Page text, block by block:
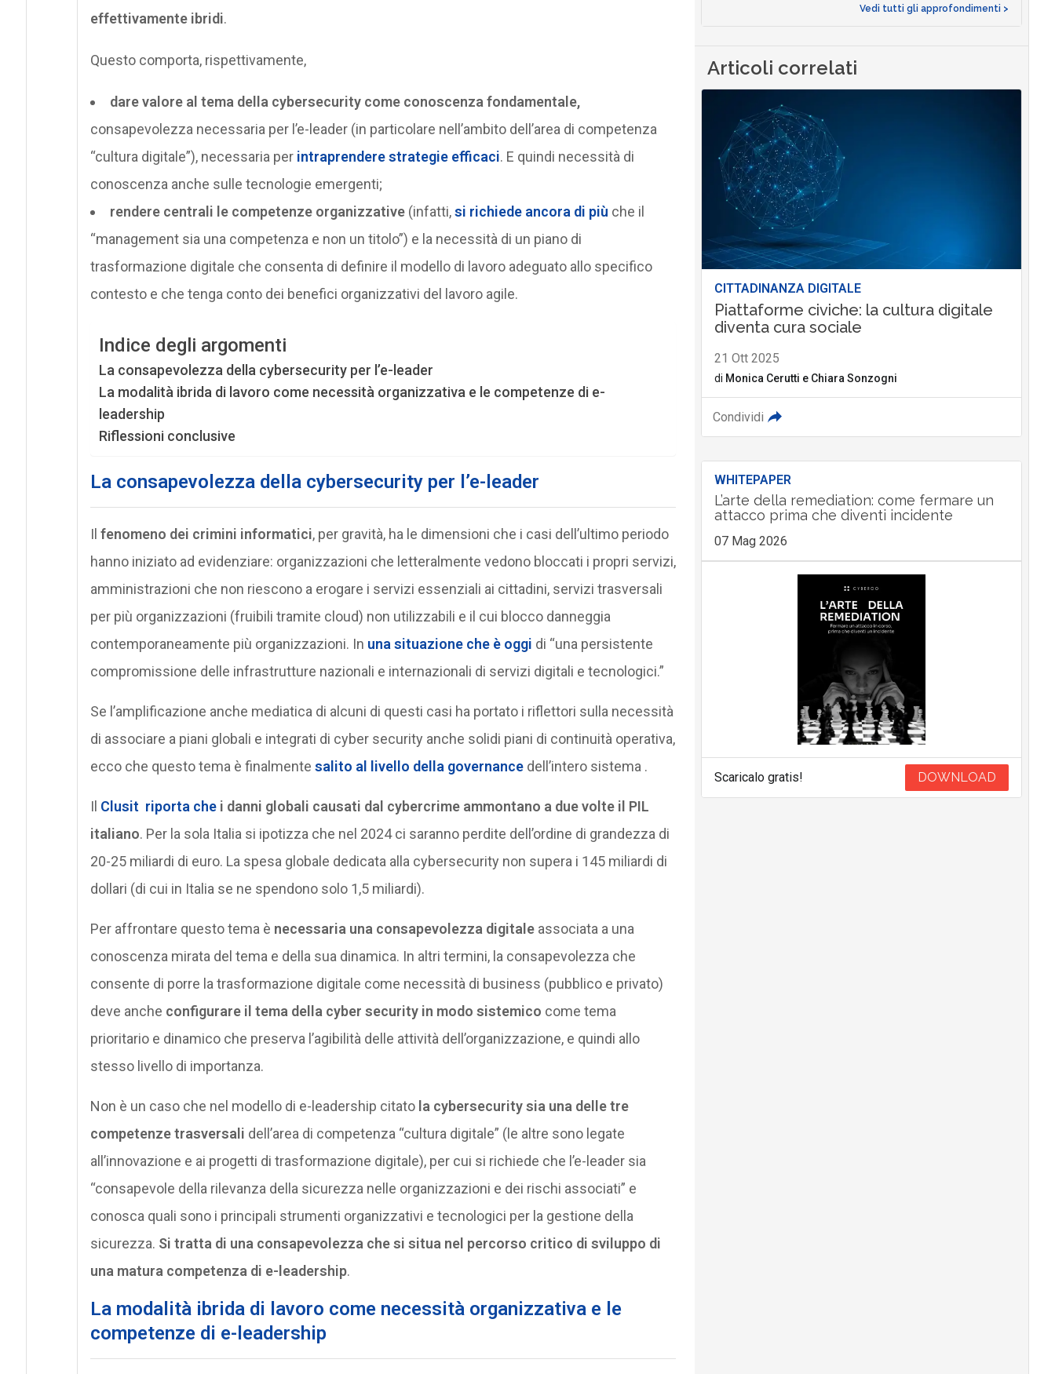
effettivamente ibridi.
Questo comporta, rispettivamente,
dare valore al tema della cybersecurity come conoscenza fondamentale,
consapevolezza necessaria per l’e-leader (in particolare nell’ambito dell’area di competenza
“cultura digitale”), necessaria per intraprendere strategie efficaci. E quindi necessità di
conoscenza anche sulle tecnologie emergenti;
rendere centrali le competenze organizzative(infatti,si richiede ancora di più che il
“management sia una competenza e non un titolo”) e la necessità di un piano di
trasformazione digitale che consenta di definire il modello di lavoro adeguato allo specifico
contesto e che tenga conto dei benefici organizzativi del lavoro agile.
Indice degli argomenti
La consapevolezza della cybersecurity per l’e-leader
La modalità ibrida di lavoro come necessità organizzativa e le competenze di e-
leadership
Riflessioni conclusive
La consapevolezza della cybersecurity per l’e-leader
Il fenomeno dei crimini informatici, per gravità, ha le dimensioni che i casi dell’ultimo periodo
hanno iniziato ad evidenziare: organizzazioni che letteralmente vedono bloccati i propri servizi,
amministrazioni che non riescono a erogare i servizi essenziali ai cittadini, servizi trasversali
per più organizzazioni (fruibili tramite cloud) non utilizzabili e il cui blocco danneggia
contemporaneamente più organizzazioni. In una situazione che è oggi di “una persistente
compromissione delle infrastrutture nazionali e internazionali di servizi digitali e tecnologici.”
Se l’amplificazione anche mediatica di alcuni di questi casi ha portato i riflettori sulla necessità
di associare a piani globali e integrati di cyber security anche solidi piani di continuità operativa,
ecco che questo tema è finalmente salito al livello della governancedell’intero sistema .
Il Clusit riporta che i danni globali causati dal cybercrime ammontano a due volte il PIL
italiano. Per la sola Italia si ipotizza che nel 2024 ci saranno perdite dell’ordine di grandezza di
20-25 miliardi di euro. La spesa globale dedicata alla cybersecurity non supera i 145 miliardi di
dollari (di cui in Italia se ne spendono solo 1,5 miliardi).
Per affrontare questo tema è necessaria una consapevolezza digitaleassociata a una
conoscenza mirata del tema e della sua dinamica. In altri termini, la consapevolezza che
consente di porre la trasformazione digitale come necessità di business (pubblico e privato)
deve anche configurare il tema della cyber security in modo sistemico come tema
prioritario e dinamico che preserva l’agibilità delle attività dell’organizzazione, e quindi allo
stesso livello di importanza.
Non è un caso che nel modello di e-leadership citato la cybersecurity sia una delle tre
competenze trasversali dell’area di competenza “cultura digitale” (le altre sono legate
all’innovazione e ai progetti di trasformazione digitale), per cui si richiede che l’e-leader sia
“consapevole della rilevanza della sicurezza nelle organizzazioni e dei rischi associati” e
conosca quali sono i principali strumenti organizzativi e tecnologici per la gestione della
sicurezza. Si tratta di una consapevolezza che si situa nel percorso critico di sviluppo di
una matura competenza di e-leadership.
La modalità ibrida di lavoro come necessità organizzativa e le
competenze di e-leadership
Vedi tutti gli approfondimenti >
Articoli correlati
CITTADINANZA DIGITALE
Piattaforme civiche: la cultura digitale
diventa cura sociale
21 Ott 2025
di Monica Cerutti e Chiara Sonzogni
Condividi
WHITEPAPER
L’arte della remediation: come fermare un
attacco prima che diventi incidente
07 Mag 2026
Scaricalo gratis! DOWNLOAD